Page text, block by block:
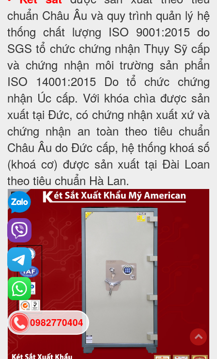
chuẩn Châu Âu và quy trình quản lý hệ
thống chất lượng ISO 9001:2015 do
SGS tổ chức chứng nhận Thụy Sỹ cấp
và chứng nhận môi trường sản phẩn
ISO 14001:2015 Do tổ chức chứng
nhận Úc cấp. Với khóa chìa được sản
xuất tại Đức, có chứng nhận xuất xứ và
chứng nhận an toàn theo tiêu chuẩn
Châu Âu do Đức cấp, hệ thống khoá số
(khoá cơ) được sản xuất tại Đài Loan
theo tiêu chuẩn Hà Lan.
0982770404
back